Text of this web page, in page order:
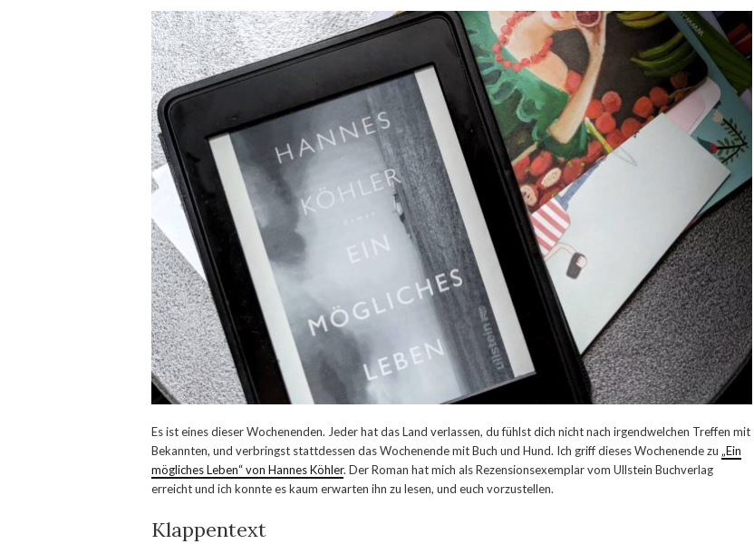
Es ist eines dieser Wochenenden. Jeder hat das Land verlassen, du fühlst dich nicht nach irgendwelchen Treffen mit
Bekannten, und verbringst stattdessen das Wochenende mit Buch und Hund. Ich griff dieses Wochenende zu „Ein
mögliches Leben“ von Hannes Köhler. Der Roman hat mich als Rezensionsexemplar vom Ullstein Buchverlag
erreicht und ich konnte es kaum erwarten ihn zu lesen, und euch vorzustellen.
Klappentext